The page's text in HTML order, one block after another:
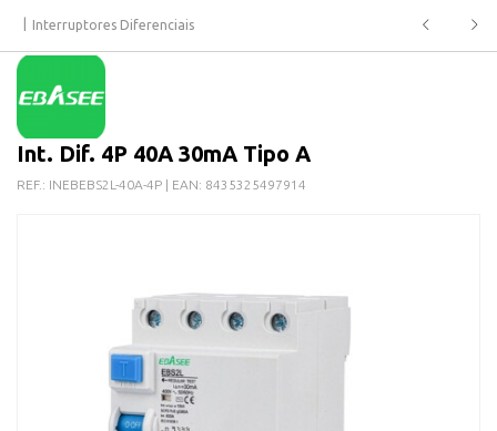
Interruptores Diferenciais
Int. Dif. 4P 40A 30mA Tipo A
REF.: INEBEBS2L-40A-4P | EAN: 8435325497914